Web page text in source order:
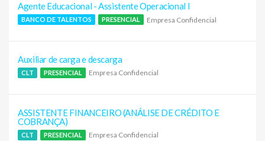
Agente Educacional - Assistente Operacional I
BANCO DE TALENTOS PRESENCIAL Empresa Confidencial
Auxiliar de carga e descarga
CLT PRESENCIAL Empresa Confidencial
ASSISTENTE FINANCEIRO (ANÁLISE DE CRÉDITO E
COBRANÇA)
CLT PRESENCIAL Empresa Confidencial